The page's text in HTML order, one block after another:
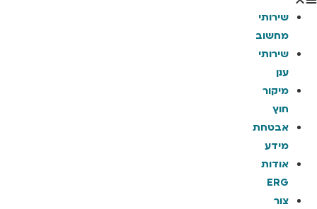
שירותי
מחשוב
שירותי
ענן
מיקור
חוץ
אבטחת
מידע
אודות
ERG
צור